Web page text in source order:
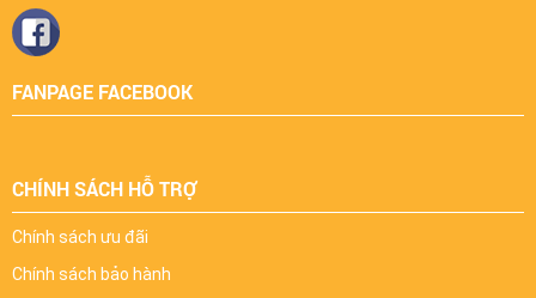
FANPAGE FACEBOOK
CHÍNH SÁCH HỖ TRỢ
Chính sách ưu đãi
Chính sách bảo hành